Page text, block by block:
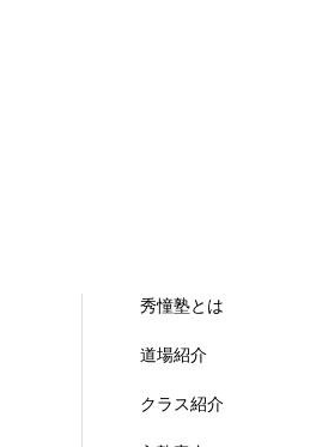
秀憧塾とは
道場紹介
クラス紹介